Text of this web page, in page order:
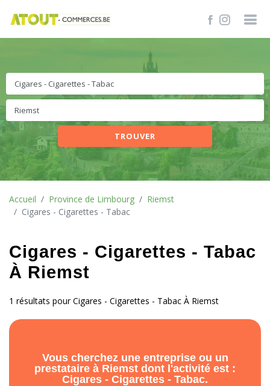
TROUVER
Accueil Province de Limbourg
Riemst
Cigares - Cigarettes - Tabac
Cigares - Cigarettes - Tabac
À Riemst
1 résultats pour Cigares - Cigarettes - Tabac À Riemst
Vous cherchez une entreprise ou un
prestataire à Riemst dont l'activité est :
Cigares - Cigarettes - Tabac.